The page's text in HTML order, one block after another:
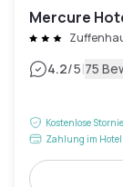
Mercure
4.2/5|75
Kostenlose
Zahlung im Hotel